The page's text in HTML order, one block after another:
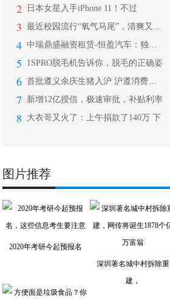
2 日本女星入手iPhone 11！不过
3
4
5 1SPRO脱毛机告诉你，脱毛的正确姿
6
7 新增12亿授信，极速审批，补贴利率
8 大衣哥又火了：上午捐款了140万 下
图片推荐
2020年考研今起预报名
深圳著名城中村拆除重
建，